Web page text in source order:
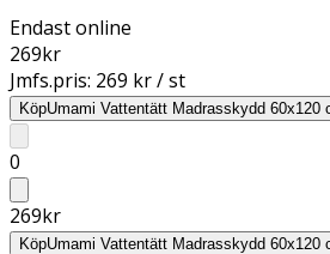
Endast online
269kr
Jmfs.pris: 269 kr / st
KöpUmami Vattentätt Madrasskydd 60x120
0
269kr
KöpUmami Vattentätt Madrasskydd 60x120